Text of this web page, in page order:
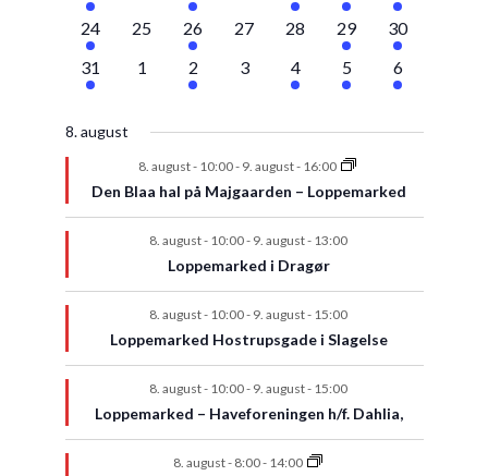
begivenhedbegivenhederbegivenhederbegivenhederbegivenhederbegivenhederbegivenheder
1
begivenhed
24
0
begivenheder
25
3
begivenheder
26
0
27
0
begivenheder
28
34
begivenheder
29
21
begivenheder
30
1
begivenhed
31
0
begivenheder
1
3
begivenheder
2
0
begivenheder
3
1
begivenhed
4
26
begivenheder
5
27
6
8. august
8. august - 10:00- 9. august - 16:00
Den Blaa hal på Majgaarden – Loppemarked
8. august - 10:00- 9. august - 13:00
Loppemarked i Dragør
8. august - 10:00- 9. august - 15:00
Loppemarked Hostrupsgade i Slagelse
8. august - 10:00- 9. august - 15:00
Loppemarked – Haveforeningen h/f. Dahlia,
8. august - 8:00- 14:00